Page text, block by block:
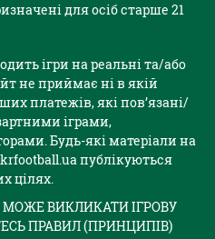
для осіб старше 21
ігри на реальні та/або
не приймає ні в якій
платежів, які пов’язані/
іграми,
Будь-які матеріали на
публікуються
цілях.
МОЖЕ ВИКЛИКАТИ ІГРОВУ
ПРАВИЛ (ПРИНЦИПІВ)